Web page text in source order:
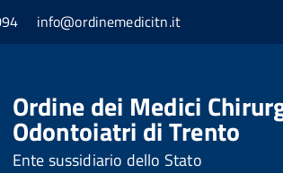
info@ordinemedicitn.it
Ordine dei Medici
Odontoiatri di Trento
Ente sussidiario dello Stato